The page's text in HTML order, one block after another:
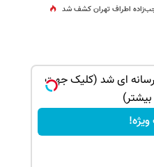
اطراف تهران کشف شد
ای شد (کلیک جهت